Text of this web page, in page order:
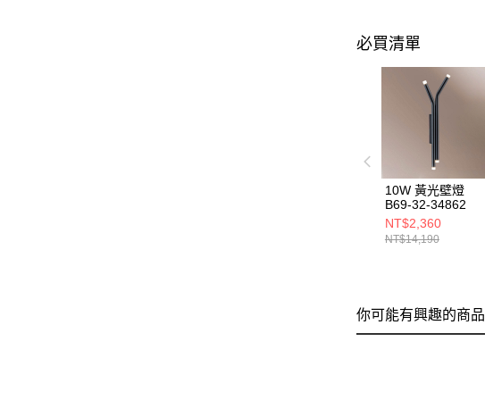
必買清單
10W 黃光壁燈
B69-32-34862
NT$2,360
NT$14,190
你可能有興趣的商品